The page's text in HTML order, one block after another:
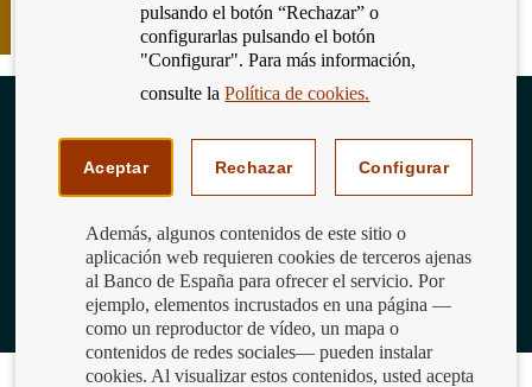
de
España
España
Eurosistema,
mejor de dos mundos?
pulsando el botón “Rechazar” o
configurarlas pulsando el botón
"Configurar". Para más información,
consulte laPolítica de cookies.
Aceptar Rechazar Configurar
Además, algunos contenidos de este sitio o
aplicación web requieren cookies de terceros ajenas
al Banco de España para ofrecer el servicio. Por
ejemplo, elementos incrustados en una página —
como un reproductor de vídeo, un mapa o
contenidos de redes sociales— pueden instalar
cookies. Al visualizar estos contenidos, usted acepta